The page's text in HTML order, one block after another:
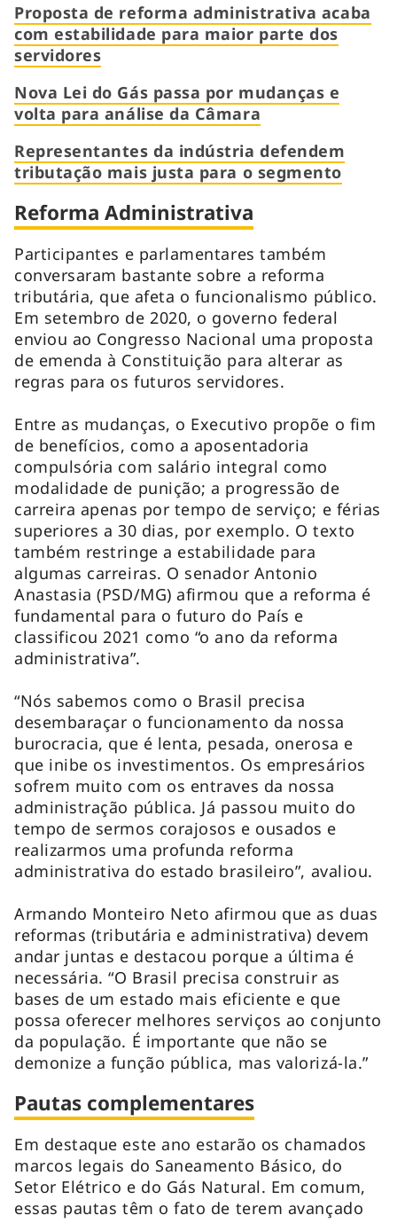
Proposta de reforma administrativa acaba
com estabilidade para maior parte dos
servidores
Nova Lei do Gás passa por mudanças e
volta para análise da Câmara
Representantes da indústria defendem
tributação mais justa para o segmento
Reforma Administrativa
Participantes e parlamentares também
conversaram bastante sobre a reforma
tributária, que afeta o funcionalismo público.
Em setembro de 2020, o governo federal
enviou ao Congresso Nacional uma proposta
de emenda à Constituição para alterar as
regras para os futuros servidores.
Entre as mudanças, o Executivo propõe o fim
de benefícios, como a aposentadoria
compulsória com salário integral como
modalidade de punição; a progressão de
carreira apenas por tempo de serviço; e férias
superiores a 30 dias, por exemplo. O texto
também restringe a estabilidade para
algumas carreiras. O senador Antonio
Anastasia (PSD/MG) afirmou que a reforma é
fundamental para o futuro do País e
classificou 2021 como “o ano da reforma
administrativa”.
“Nós sabemos como o Brasil precisa
desembaraçar o funcionamento da nossa
burocracia, que é lenta, pesada, onerosa e
que inibe os investimentos. Os empresários
sofrem muito com os entraves da nossa
administração pública. Já passou muito do
tempo de sermos corajosos e ousados e
realizarmos uma profunda reforma
administrativa do estado brasileiro”, avaliou.
Armando Monteiro Neto afirmou que as duas
reformas (tributária e administrativa) devem
andar juntas e destacou porque a última é
necessária. “O Brasil precisa construir as
bases de um estado mais eficiente e que
possa oferecer melhores serviços ao conjunto
da população. É importante que não se
demonize a função pública, mas valorizá-la.”
Pautas complementares
Em destaque este ano estarão os chamados
marcos legais do Saneamento Básico, do
Setor Elétrico e do Gás Natural. Em comum,
essas pautas têm o fato de terem avançado